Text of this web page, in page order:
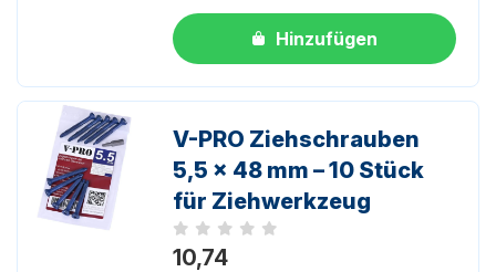
Hinzufügen
V-PRO Ziehschrauben
5,5 x 48 mm – 10 Stück
für Ziehwerkzeug
Noch keine Bewertungen
10,74